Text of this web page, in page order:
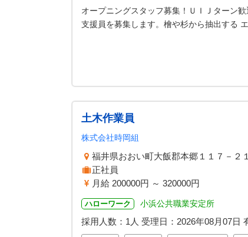
オープニングスタッフ募集！ＵＩＪターン
支援員を募集します。檜や杉から抽出する
土木作業員
株式会社時岡組
福井県おおい町大飯郡本郷１１７－２
正社員
月給 200000円 ～ 320000円
ハローワーク 小浜公共職業安定所
採用人数：1人 受理日： 2026年08月07日